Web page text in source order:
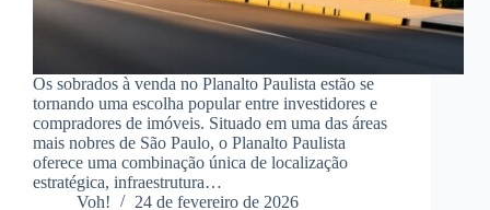
Os sobrados à venda no Planalto Paulista estão se
tornando uma escolha popular entre investidores e
compradores de imóveis. Situado em uma das áreas
mais nobres de São Paulo, o Planalto Paulista
oferece uma combinação única de localização
estratégica, infraestrutura…
Voh!
24 de fevereiro de 2026